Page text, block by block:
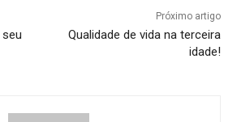
Próximo artigo
Qualidade de vida na terceira
idade!